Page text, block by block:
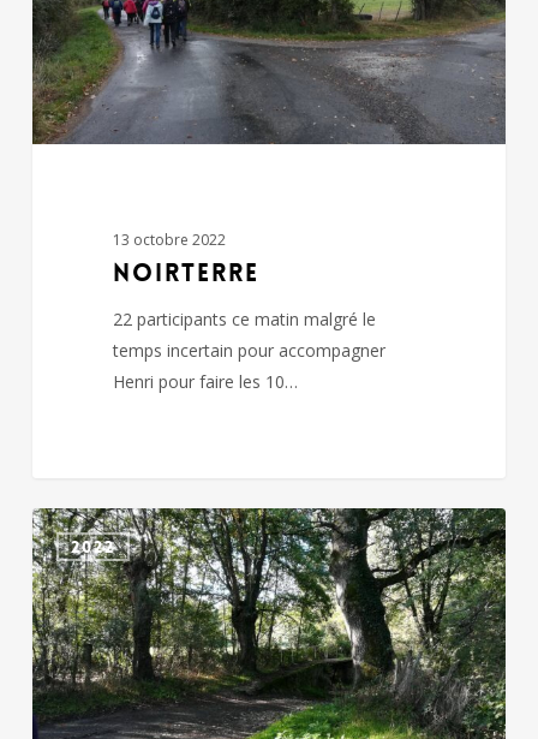
13 octobre 2022
NOIRTERRE
22 participants ce matin malgré le
temps incertain pour accompagner
Henri pour faire les 10…
FAYE
L’ABBESSE
2022